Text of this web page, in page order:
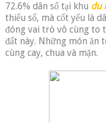
72.6% dân số tại khu du
thiểu số, mà cốt yếu là
đóng vai trò vô cùng to
đất này. Những món ăn
cùng cay, chua và mặn.